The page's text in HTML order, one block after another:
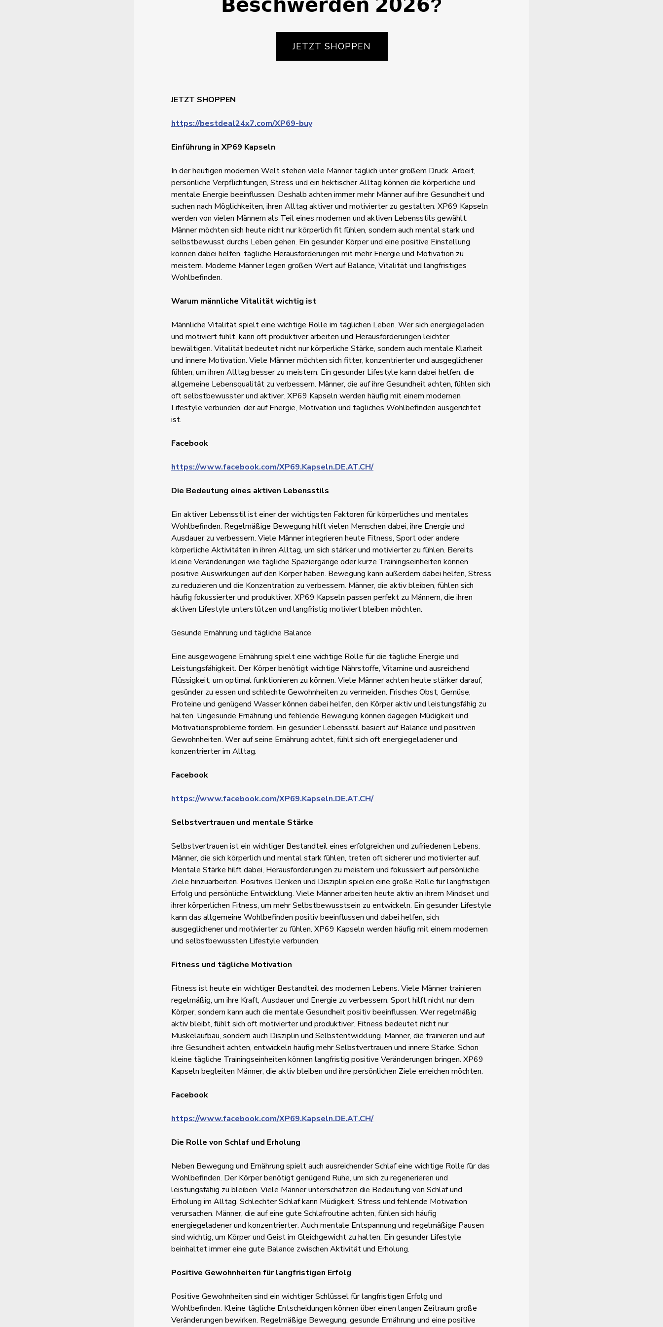
𝗕𝗲𝘀𝗰𝗵𝘄𝗲𝗿𝗱𝗲𝗻 𝟮𝟬𝟮𝟲?
JETZT SHOPPEN
JETZT SHOPPEN
https://bestdeal24x7.com/XP69-buy
Einführung in XP69 Kapseln
In der heutigen modernen Welt stehen viele Männer täglich unter großem Druck. Arbeit,
persönliche Verpflichtungen, Stress und ein hektischer Alltag können die körperliche und
mentale Energie beeinflussen. Deshalb achten immer mehr Männer auf ihre Gesundheit und
suchen nach Möglichkeiten, ihren Alltag aktiver und motivierter zu gestalten. XP69 Kapseln
werden von vielen Männern als Teil eines modernen und aktiven Lebensstils gewählt.
Männer möchten sich heute nicht nur körperlich fit fühlen, sondern auch mental stark und
selbstbewusst durchs Leben gehen. Ein gesunder Körper und eine positive Einstellung
können dabei helfen, tägliche Herausforderungen mit mehr Energie und Motivation zu
meistern. Moderne Männer legen großen Wert auf Balance, Vitalität und langfristiges
Wohlbefinden.
Warum männliche Vitalität wichtig ist
Männliche Vitalität spielt eine wichtige Rolle im täglichen Leben. Wer sich energiegeladen
und motiviert fühlt, kann oft produktiver arbeiten und Herausforderungen leichter
bewältigen. Vitalität bedeutet nicht nur körperliche Stärke, sondern auch mentale Klarheit
und innere Motivation. Viele Männer möchten sich fitter, konzentrierter und ausgeglichener
fühlen, um ihren Alltag besser zu meistern. Ein gesunder Lifestyle kann dabei helfen, die
allgemeine Lebensqualität zu verbessern. Männer, die auf ihre Gesundheit achten, fühlen sich
oft selbstbewusster und aktiver. XP69 Kapseln werden häufig mit einem modernen
Lifestyle verbunden, der auf Energie, Motivation und tägliches Wohlbefinden ausgerichtet
ist.
Facebook
https://www.facebook.com/XP69.Kapseln.DE.AT.CH/
Die Bedeutung eines aktiven Lebensstils
Ein aktiver Lebensstil ist einer der wichtigsten Faktoren für körperliches und mentales
Wohlbefinden. Regelmäßige Bewegung hilft vielen Menschen dabei, ihre Energie und
Ausdauer zu verbessern. Viele Männer integrieren heute Fitness, Sport oder andere
körperliche Aktivitäten in ihren Alltag, um sich stärker und motivierter zu fühlen. Bereits
kleine Veränderungen wie tägliche Spaziergänge oder kurze Trainingseinheiten können
positive Auswirkungen auf den Körper haben. Bewegung kann außerdem dabei helfen, Stress
zu reduzieren und die Konzentration zu verbessern. Männer, die aktiv bleiben, fühlen sich
häufig fokussierter und produktiver. XP69 Kapseln passen perfekt zu Männern, die ihren
aktiven Lifestyle unterstützen und langfristig motiviert bleiben möchten.
Gesunde Ernährung und tägliche Balance
Eine ausgewogene Ernährung spielt eine wichtige Rolle für die tägliche Energie und
Leistungsfähigkeit. Der Körper benötigt wichtige Nährstoffe, Vitamine und ausreichend
Flüssigkeit, um optimal funktionieren zu können. Viele Männer achten heute stärker darauf,
gesünder zu essen und schlechte Gewohnheiten zu vermeiden. Frisches Obst, Gemüse,
Proteine und genügend Wasser können dabei helfen, den Körper aktiv und leistungsfähig zu
halten. Ungesunde Ernährung und fehlende Bewegung können dagegen Müdigkeit und
Motivationsprobleme fördern. Ein gesunder Lebensstil basiert auf Balance und positiven
Gewohnheiten. Wer auf seine Ernährung achtet, fühlt sich oft energiegeladener und
konzentrierter im Alltag.
Facebook
https://www.facebook.com/XP69.Kapseln.DE.AT.CH/
Selbstvertrauen und mentale Stärke
Selbstvertrauen ist ein wichtiger Bestandteil eines erfolgreichen und zufriedenen Lebens.
Männer, die sich körperlich und mental stark fühlen, treten oft sicherer und motivierter auf.
Mentale Stärke hilft dabei, Herausforderungen zu meistern und fokussiert auf persönliche
Ziele hinzuarbeiten. Positives Denken und Disziplin spielen eine große Rolle für langfristigen
Erfolg und persönliche Entwicklung. Viele Männer arbeiten heute aktiv an ihrem Mindset und
ihrer körperlichen Fitness, um mehr Selbstbewusstsein zu entwickeln. Ein gesunder Lifestyle
kann das allgemeine Wohlbefinden positiv beeinflussen und dabei helfen, sich
ausgeglichener und motivierter zu fühlen. XP69 Kapseln werden häufig mit einem modernen
und selbstbewussten Lifestyle verbunden.
Fitness und tägliche Motivation
Fitness ist heute ein wichtiger Bestandteil des modernen Lebens. Viele Männer trainieren
regelmäßig, um ihre Kraft, Ausdauer und Energie zu verbessern. Sport hilft nicht nur dem
Körper, sondern kann auch die mentale Gesundheit positiv beeinflussen. Wer regelmäßig
aktiv bleibt, fühlt sich oft motivierter und produktiver. Fitness bedeutet nicht nur
Muskelaufbau, sondern auch Disziplin und Selbstentwicklung. Männer, die trainieren und auf
ihre Gesundheit achten, entwickeln häufig mehr Selbstvertrauen und innere Stärke. Schon
kleine tägliche Trainingseinheiten können langfristig positive Veränderungen bringen. XP69
Kapseln begleiten Männer, die aktiv bleiben und ihre persönlichen Ziele erreichen möchten.
Facebook
https://www.facebook.com/XP69.Kapseln.DE.AT.CH/
Die Rolle von Schlaf und Erholung
Neben Bewegung und Ernährung spielt auch ausreichender Schlaf eine wichtige Rolle für das
Wohlbefinden. Der Körper benötigt genügend Ruhe, um sich zu regenerieren und
leistungsfähig zu bleiben. Viele Männer unterschätzen die Bedeutung von Schlaf und
Erholung im Alltag. Schlechter Schlaf kann Müdigkeit, Stress und fehlende Motivation
verursachen. Männer, die auf eine gute Schlafroutine achten, fühlen sich häufig
energiegeladener und konzentrierter. Auch mentale Entspannung und regelmäßige Pausen
sind wichtig, um Körper und Geist im Gleichgewicht zu halten. Ein gesunder Lifestyle
beinhaltet immer eine gute Balance zwischen Aktivität und Erholung.
Positive Gewohnheiten für langfristigen Erfolg
Positive Gewohnheiten sind ein wichtiger Schlüssel für langfristigen Erfolg und
Wohlbefinden. Kleine tägliche Entscheidungen können über einen langen Zeitraum große
Veränderungen bewirken. Regelmäßige Bewegung, gesunde Ernährung und eine positive